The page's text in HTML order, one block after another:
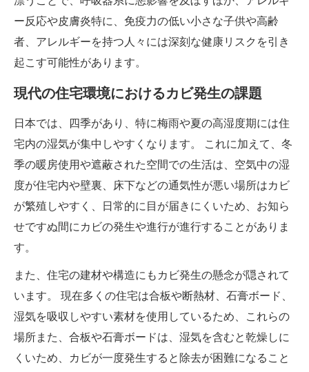
ー反応や皮膚炎特に、免疫力の低い小さな子供や高齢
者、アレルギーを持つ人々には深刻な健康リスクを引き
起こす可能性があります。
現代の住宅環境におけるカビ発生の課題
日本では、四季があり、特に梅雨や夏の高湿度期には住
宅内の湿気が集中しやすくなります。 これに加えて、冬
季の暖房使用や遮蔽された空間での生活は、空気中の湿
度が住宅内や壁裏、床下などの通気性が悪い場所はカビ
が繁殖しやすく、日常的に目が届きにくいため、お知ら
せですぬ間にカビの発生や進行が進行することがありま
す。
また、住宅の建材や構造にもカビ発生の懸念が隠されて
います。 現在多くの住宅は合板や断熱材、石膏ボード、
湿気を吸収しやすい素材を使用しているため、これらの
場所また、合板や石膏ボードは、湿気を含むと乾燥しに
くいため、カビが一度発生すると除去が困難になること